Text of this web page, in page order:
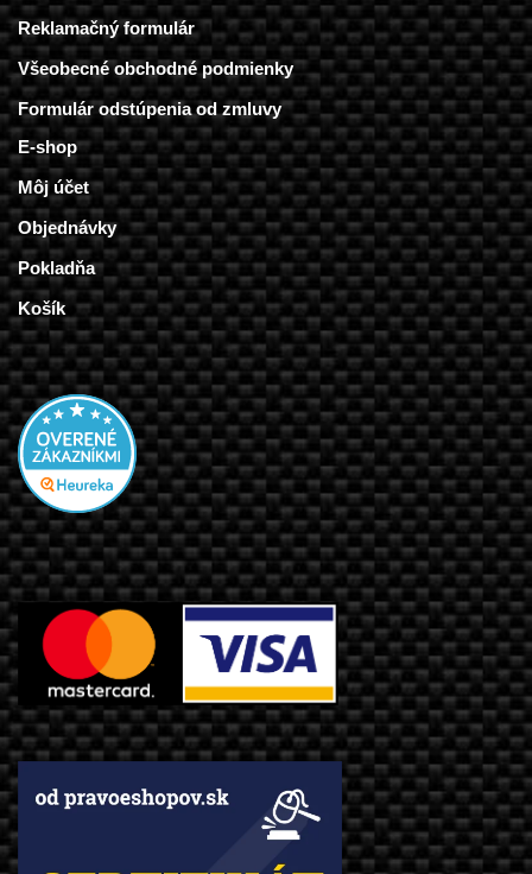
Reklamačný formulár
Všeobecné obchodné podmienky
Formulár odstúpenia od zmluvy
E-shop
Môj účet
Objednávky
Pokladňa
Košík